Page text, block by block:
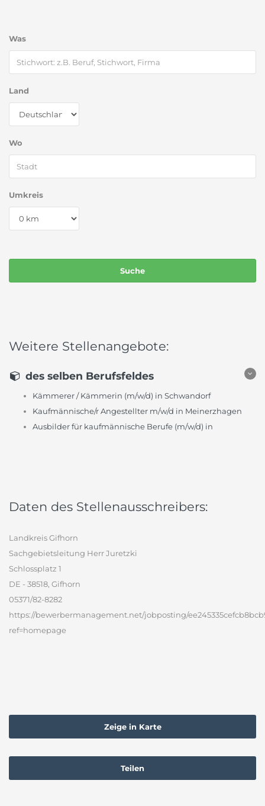
Was
Land
Wo
Umkreis
Weitere Stellenangebote:
des selben Berufsfeldes
Kämmerer / Kämmerin (m/w/d) in Schwandorf
Kaufmännische/r Angestellter m/w/d in Meinerzhagen
Ausbilder für kaufmännische Berufe (m/w/d) in
Daten des Stellenausschreibers:
Landkreis Gifhorn
Sachgebietsleitung Herr Juretzki
Schlossplatz 1
DE - 38518, Gifhorn
05371/82-8282
https://bewerbermanagement.net/jobposting/
ref=homepage
Zeige in Karte
Teilen